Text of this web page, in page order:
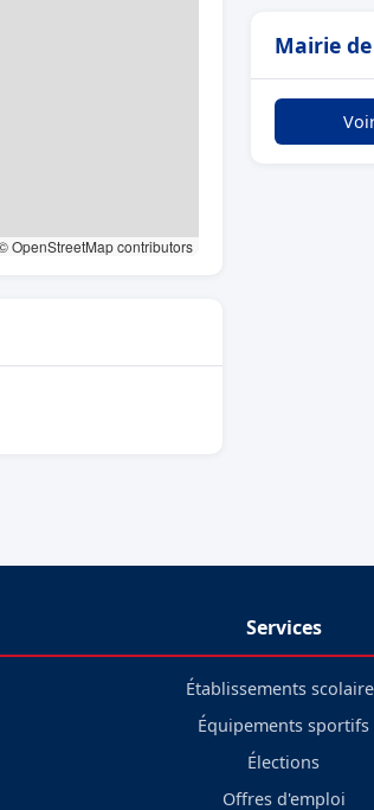
OpenStreetMap contributors
Mairie
Services
Établissements
Équipements sportifs
Élections
Offres d'emploi